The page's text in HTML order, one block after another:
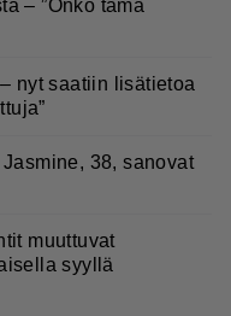
– ”Onko tämä
nyt saatiin lisätietoa
38, sanovat
muuttuvat
syyllä